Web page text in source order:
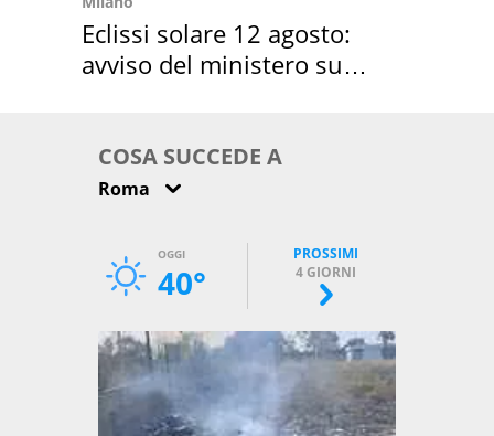
Eclissi solare 12 agosto:
avviso del ministero su